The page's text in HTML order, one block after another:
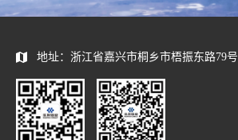
地址：浙江省嘉兴市桐乡市梧振东路79号